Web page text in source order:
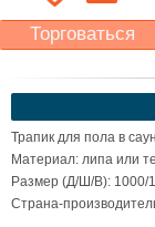
Торговаться
устроит?
Трапик для пола в
Материал: липа или
Размер (Д/Ш/В): 1000/
Страна-